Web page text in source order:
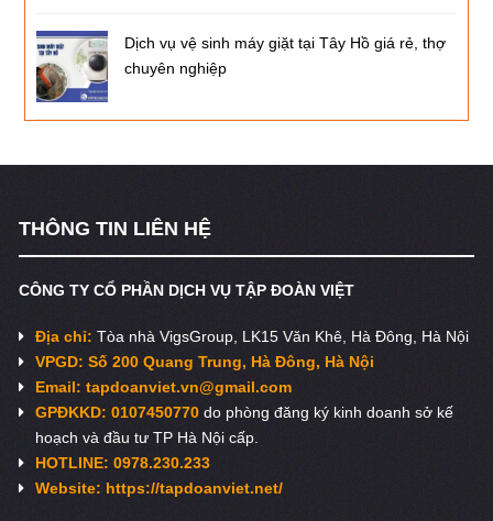
Dịch vụ vệ sinh máy giặt tại Tây Hồ giá rẻ, thợ
chuyên nghiệp
THÔNG TIN LIÊN HỆ
CÔNG TY CỔ PHẦN DỊCH VỤ TẬP ĐOÀN VIỆT
Địa chỉ:Tòa nhà VigsGroup, LK15 Văn Khê, Hà Đông, Hà Nội
VPGD: Số 200 Quang Trung, Hà Đông, Hà Nội
Email:tapdoanviet.vn@gmail.com
GPĐKKD: 0107450770do phòng đăng ký kinh doanh sở kế
hoạch và đầu tư TP Hà Nội cấp.
HOTLINE: 0978.230.233
Website: https://tapdoanviet.net/